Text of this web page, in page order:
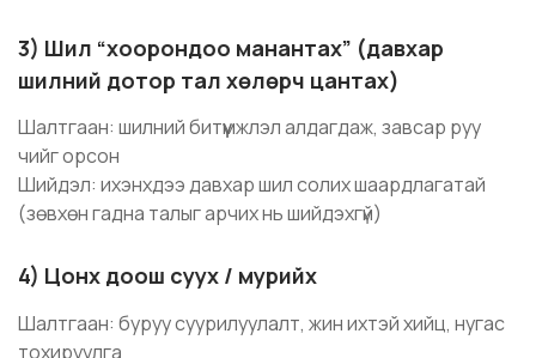
3) Шил “хоорондоо манантах” (давхар
шилний дотор тал хөлөрч цантах)
Шалтгаан: шилний битүүмжлэл алдагдаж, завсар руу
чийг орсон
Шийдэл: ихэнхдээ давхар шил солих шаардлагатай
(зөвхөн гадна талыг арчих нь шийдэхгүй)
4) Цонх доош суух / мурийх
Шалтгаан: буруу суурилуулалт, жин ихтэй хийц, нугас
тохируулга